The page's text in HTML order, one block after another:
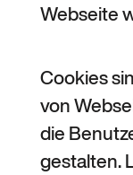
Webseite
Cookies
von
die
gestalten.